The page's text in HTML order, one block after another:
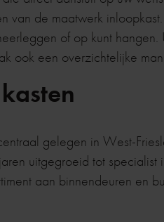
van de maatwerk
of op kunt
ook een overzichtelijke
gelegen in West-
uitgegroeid tot
aan binnendeuren en